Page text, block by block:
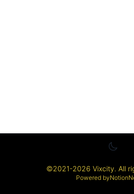
©2021-2026 Vixcity. All
Powered by